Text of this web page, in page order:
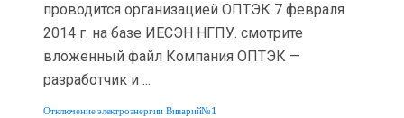
проводится организацией ОПТЭК 7 февраля
2014 г. на базе ИЕСЭН НГПУ. смотрите
вложенный файл Компания ОПТЭК —
разработчик и ...
Отключение электроэнергии Виварий№1